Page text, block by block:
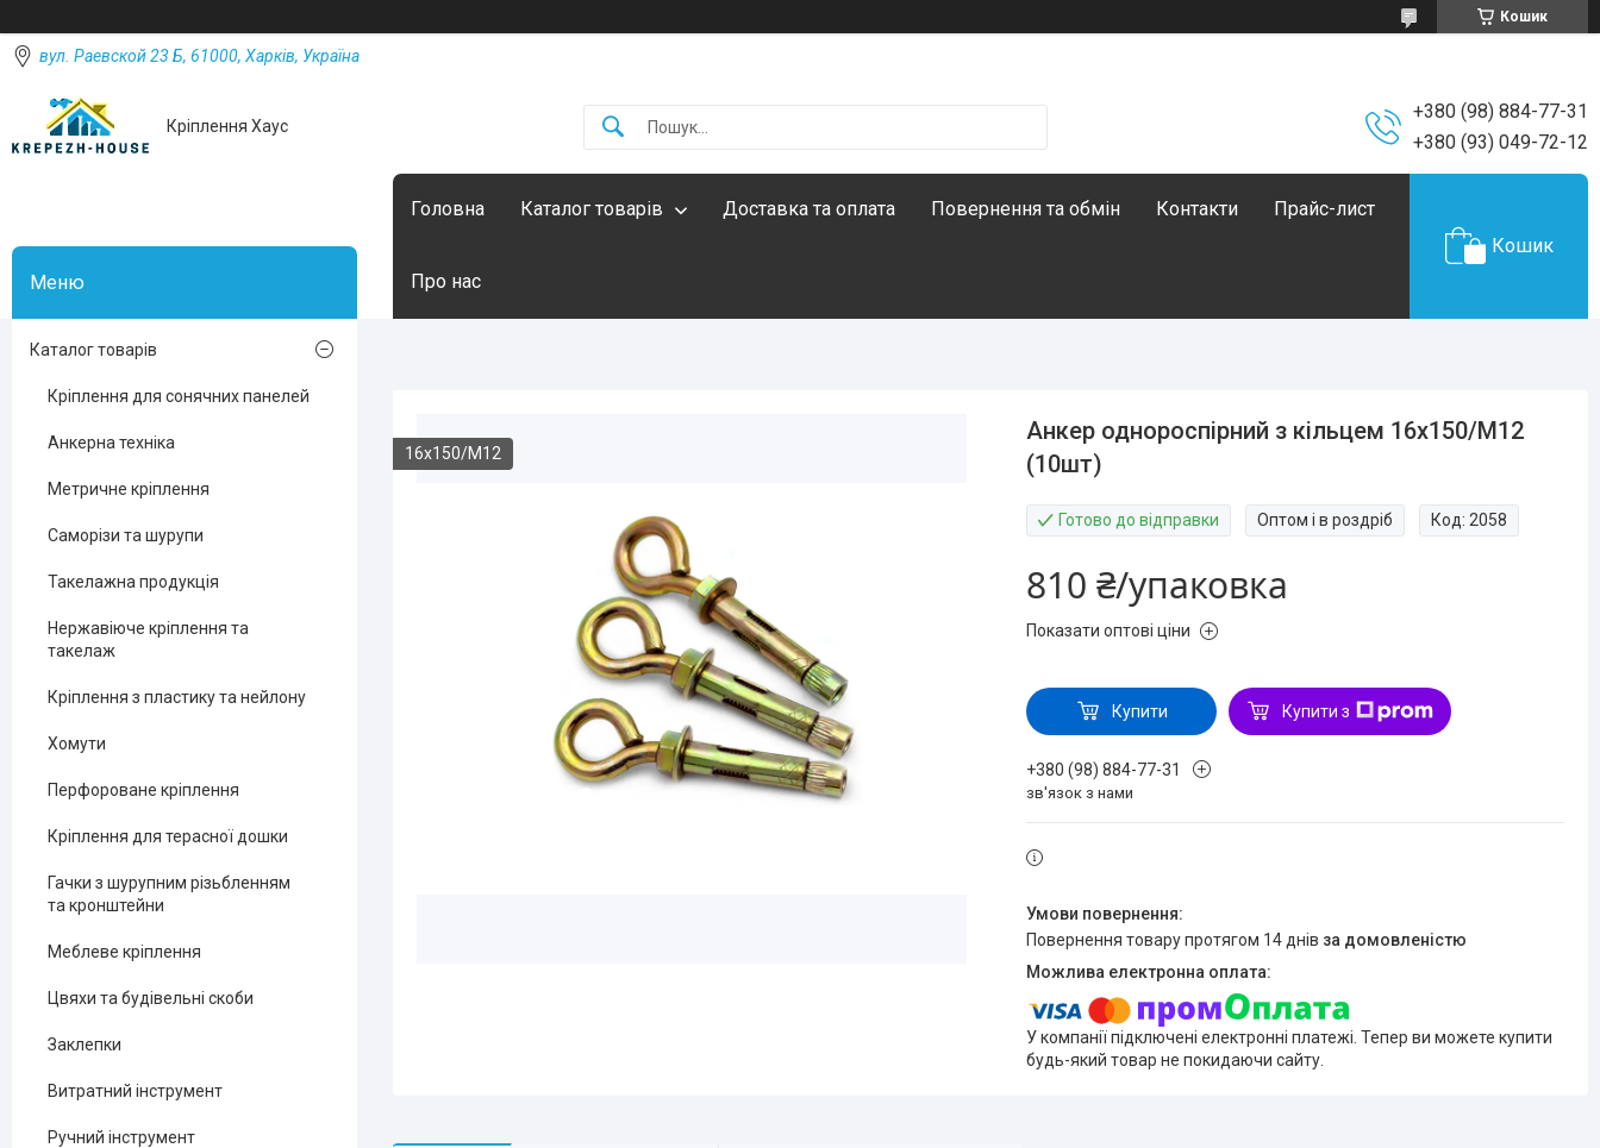
Кошик
вул. Раевской 23 Б, 61000, Харків, Україна
Кріплення Хаус
+380 (98) 884-77-31
+380 (93) 049-72-12
Головна Каталог товарів Доставка та оплата Повернення та обмін Контакти Прайс-лист
Про нас
Кошик
16х150/М12
Анкер однороспірний з кільцем 16х150/М12
(10шт)
Готово до відправки Оптом і в роздріб Код: 2058
810 ₴/упаковка
Показати оптові ціни
Купити Купити з
+380 (98) 884-77-31
зв'язок з нами
повернення товару протягом 14 днів за домовленістю
У компанії підключені електронні платежі. Тепер ви можете купити
будь-який товар не покидаючи сайту.
Каталог товарів
Кріплення для сонячних панелей
Анкерна техніка
Метричне кріплення
Саморізи та шурупи
Такелажна продукція
Нержавіюче кріплення та
такелаж
Кріплення з пластику та нейлону
Хомути
Перфороване кріплення
Кріплення для терасної дошки
Гачки з шурупним різьбленням
та кронштейни
Меблеве кріплення
Цвяхи та будівельні скоби
Заклепки
Витратний інструмент
Ручний інструмент